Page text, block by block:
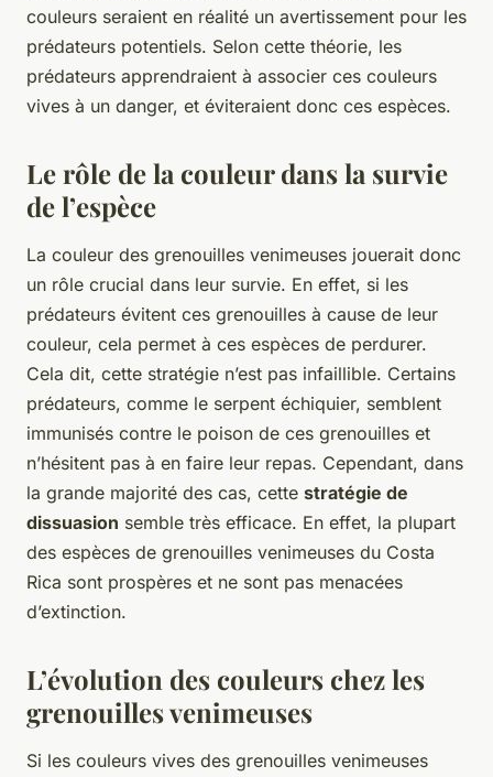
couleurs seraient en réalité un avertissement pour les
prédateurs potentiels. Selon cette théorie, les
prédateurs apprendraient à associer ces couleurs
vives à un danger, et éviteraient donc ces espèces.
Le rôle de la couleur dans la survie
de l’espèce
La couleur des grenouilles venimeuses jouerait donc
un rôle crucial dans leur survie. En effet, si les
prédateurs évitent ces grenouilles à cause de leur
couleur, cela permet à ces espèces de perdurer.
Cela dit, cette stratégie n’est pas infaillible. Certains
prédateurs, comme le serpent échiquier, semblent
immunisés contre le poison de ces grenouilles et
n’hésitent pas à en faire leur repas. Cependant, dans
la grande majorité des cas, cette stratégie de
dissuasion semble très efficace. En effet, la plupart
des espèces de grenouilles venimeuses du Costa
Rica sont prospères et ne sont pas menacées
d’extinction.
L’évolution des couleurs chez les
grenouilles venimeuses
Si les couleurs vives des grenouilles venimeuses